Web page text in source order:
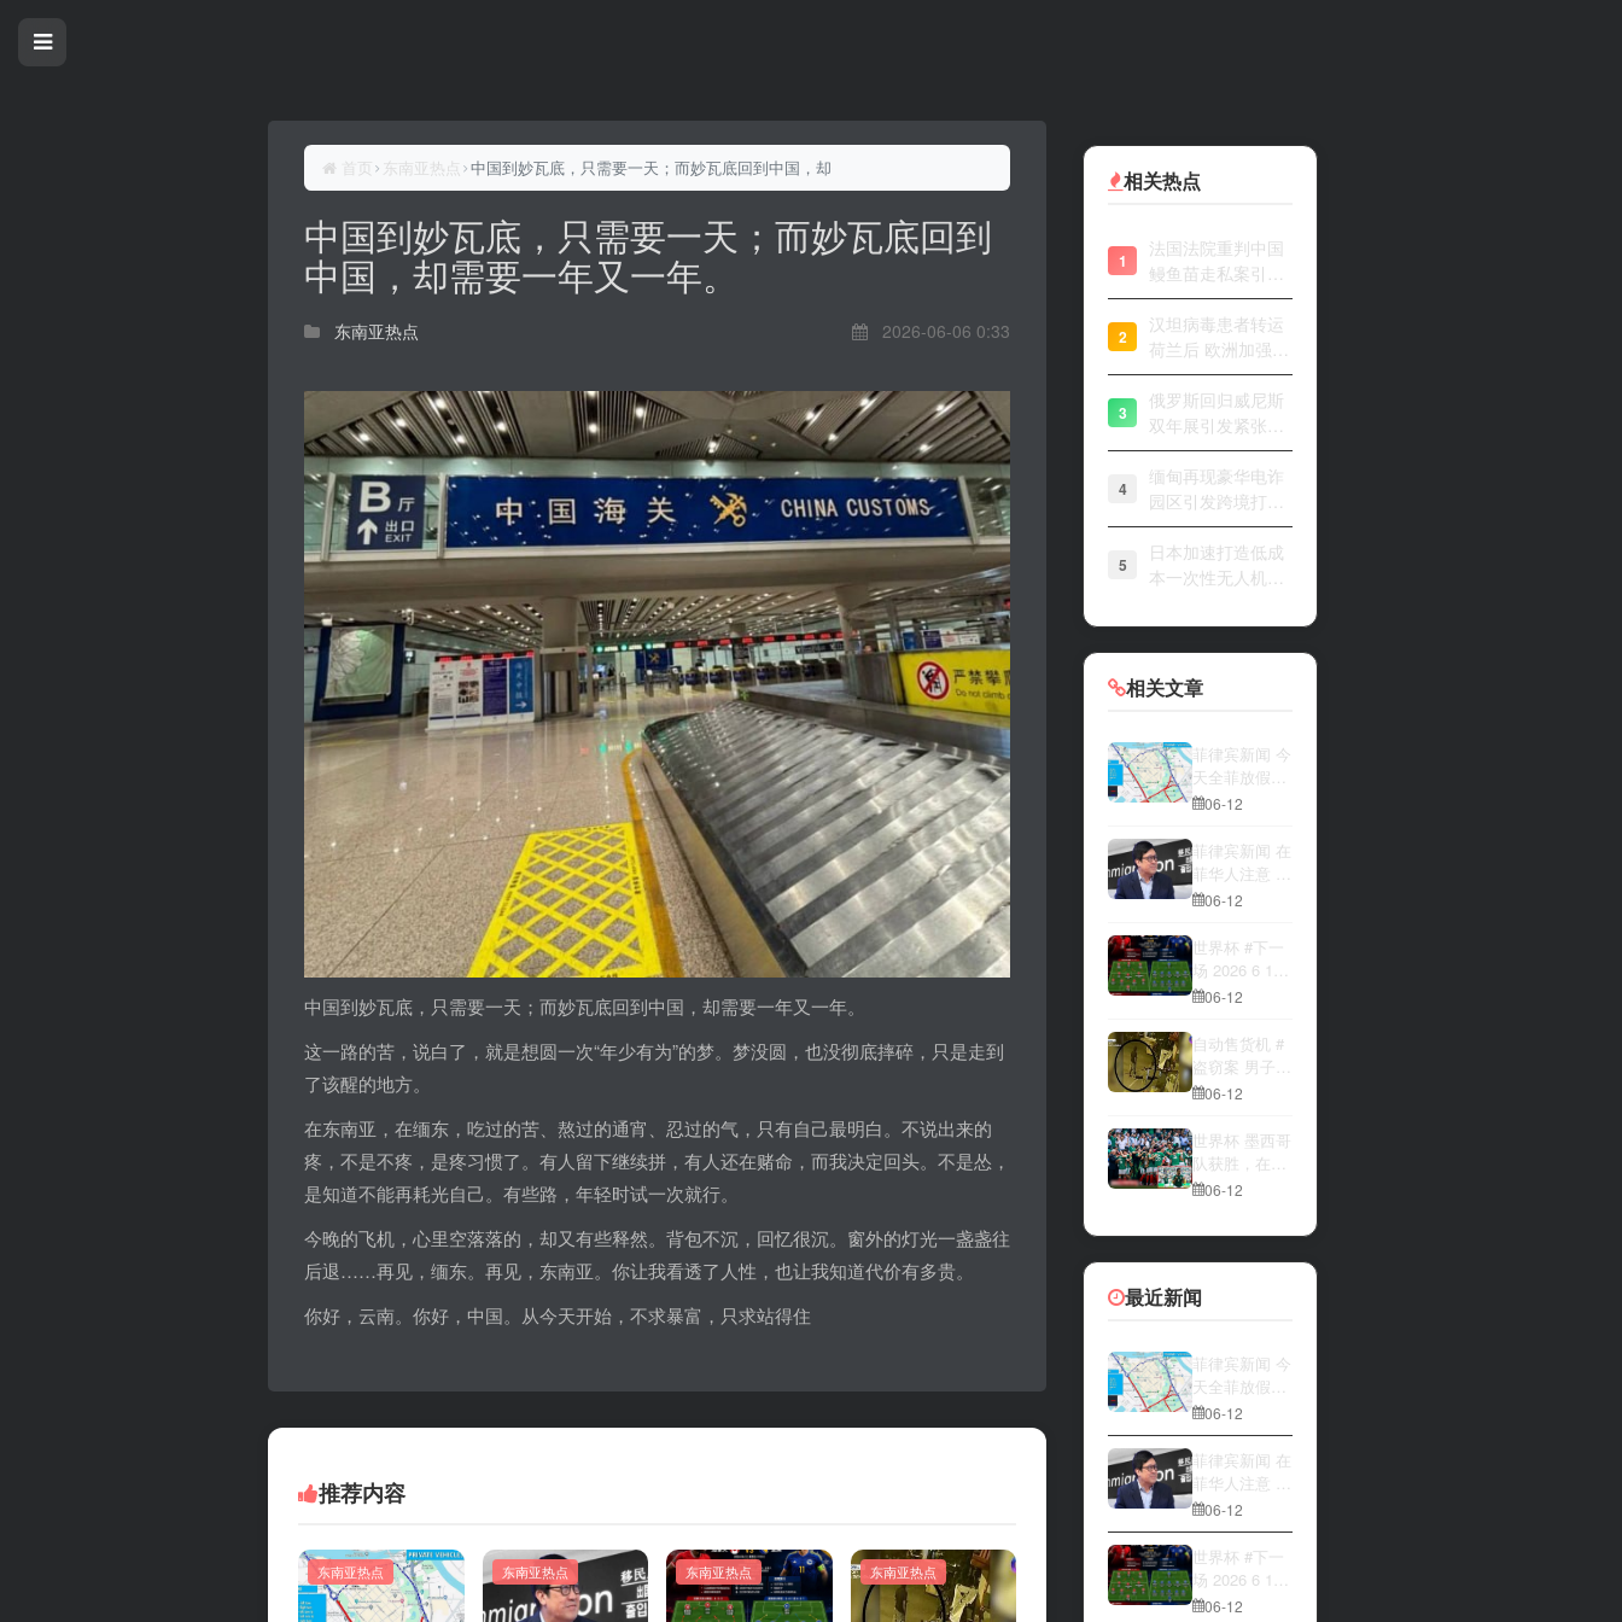
首页 东南亚热点 中国到妙瓦底，只需要一天；而妙瓦底回到中国，却需要一年又一年。
中国到妙瓦底，只需要一天；而妙瓦底回到
中国，却需要一年又一年。
东南亚热点 2026-06-06 0:33
中国到妙瓦底，只需要一天；而妙瓦底回到中国，却需要一年又一年。
这一路的苦，说白了，就是想圆一次“年少有为”的梦。梦没圆，也没彻底摔碎，只是走到
了该醒的地方。
在东南亚，在缅东，吃过的苦、熬过的通宵、忍过的气，只有自己最明白。不说出来的
疼，不是不疼，是疼习惯了。有人留下继续拼，有人还在赌命，而我决定回头。不是怂，
是知道不能再耗光自己。有些路，年轻时试一次就行。
今晚的飞机，心里空落落的，却又有些释然。背包不沉，回忆很沉。窗外的灯光一盏盏往
后退……再见，缅东。再见，东南亚。你让我看透了人性，也让我知道代价有多贵。
你好，云南。你好，中国。从今天开始，不求暴富，只求站得住
推荐内容
东南亚热点 东南亚热点 东南亚热点 东南亚热点
相关热点
1
法国法院重判中国
鳗鱼苗走私案引关
注
2
汉坦病毒患者转运
荷兰后 欧洲加强风
险评估
3
俄罗斯回归威尼斯
双年展引发紧张开
幕
4
缅甸再现豪华电诈
园区引发跨境打击
关注
5
日本加速打造低成
本一次性无人机战
相关文章
菲律宾新闻 今
天全菲放假‼️
马尼拉多地封
06-12
菲律宾新闻 在
菲华人注意 近
期出现假冒移
上门敲诈案
件，已有多人
举报中招
06-12
世界杯 #下一
场 2026 6 12
15:00整 加拿
量 究竟胜利的
天平会倾向哪
一方，是加拿
大借助主场优
势笑到最后，
还是波黑上演
逆袭好戏？让
我们拭目以
06-12
自动售货机 #
盗窃案 男子深
夜撬开自动售
索硬币被一扫
而空
06-12
世界杯 墨西哥
队获胜，在首
场比赛中击败
06-12
最近新闻
菲律宾新闻 今
天全菲放假‼️
马尼拉多地封
路
06-12
菲律宾新闻 在
菲华人注意 近
期出现假冒移
民局执法人员
上门敲诈案
件，已有多人
举报中招
06-12
世界杯 #下一
场 2026 6 12
15:00整 加拿
06-12